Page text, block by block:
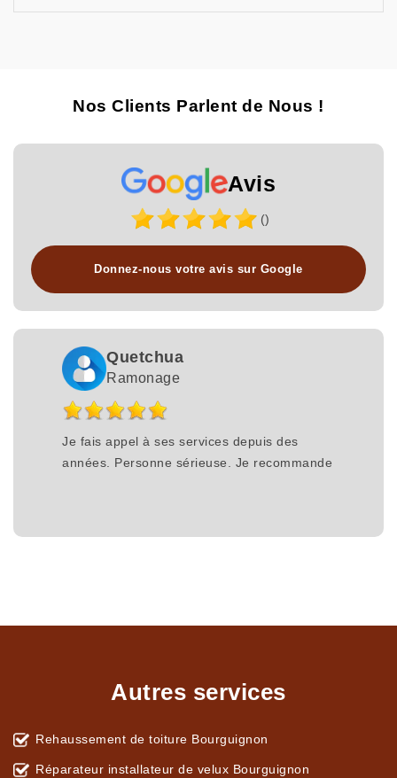
Nos Clients Parlent de Nous !
Avis
()
Donnez-nous votre avis sur Google
Quetchua
Ramonage
Je fais appel à ses services depuis des
années. Personne sérieuse. Je recommande
Autres services
Rehaussement de toiture Bourguignon
Réparateur installateur de velux Bourguignon